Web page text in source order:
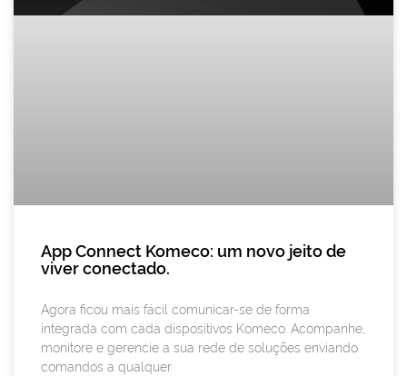
App Connect Komeco: um novo jeito de
viver conectado.
Agora ficou mais fácil comunicar-se de forma
integrada com cada dispositivos Komeco. Acompanhe,
monitore e gerencie a sua rede de soluções enviando
comandos a qualquer